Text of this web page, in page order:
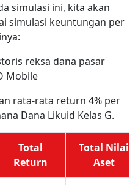
simulasi ini, kita akan
simulasi keuntungan per
reksa dana pasar
Mobile
rata-rata return 4% per
Dana Likuid Kelas G.
Total
Return
Total Nilai
Aset